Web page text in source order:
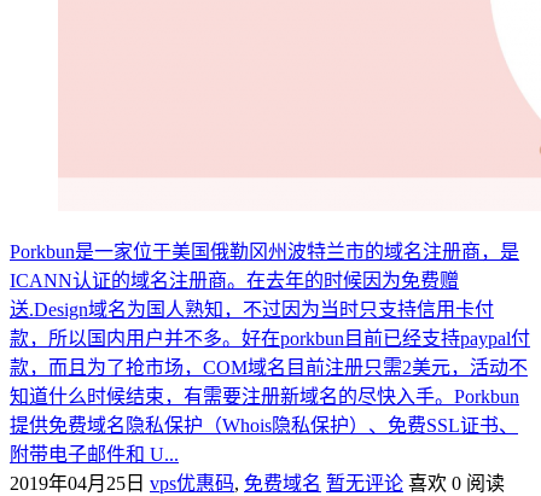
Porkbun是一家位于美国俄勒冈州波特兰市的域名注册商，是
ICANN认证的域名注册商。在去年的时候因为免费赠
送.Design域名为国人熟知，不过因为当时只支持信用卡付
款，所以国内用户并不多。好在porkbun目前已经支持paypal付
款，而且为了抢市场，COM域名目前注册只需2美元，活动不
知道什么时候结束，有需要注册新域名的尽快入手。Porkbun
提供免费域名隐私保护（Whois隐私保护）、免费SSL证书、
附带电子邮件和 U...
2019年04月25日 vps优惠码, 免费域名 暂无评论 喜欢 0 阅读